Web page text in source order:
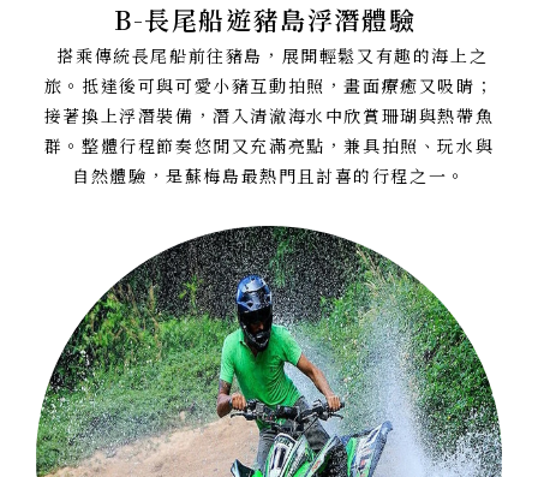
B-長尾船遊豬島浮潛體驗
搭乘傳統長尾船前往豬島，展開輕鬆又有趣的海上之
旅。抵達後可與可愛小豬互動拍照，畫面療癒又吸睛；
接著換上浮潛裝備，潛入清澈海水中欣賞珊瑚與熱帶魚
群。整體行程節奏悠閒又充滿亮點，兼具拍照、玩水與
自然體驗，是蘇梅島最熱門且討喜的行程之一。